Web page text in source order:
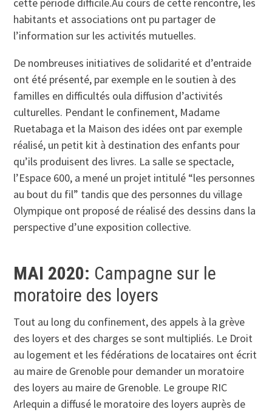
habitants et associations ont pu partager de
l’information sur les activités mutuelles.
De nombreuses initiatives de solidarité et d’entraide
ont été présenté, par exemple en le soutien à des
familles en difficultés oula diffusion d’activités
culturelles. Pendant le confinement, Madame
Ruetabaga et la Maison des idées ont par exemple
réalisé, un petit kit à destination des enfants pour
qu’ils produisent des livres. La salle se spectacle,
l’Espace 600, a mené un projet intitulé “les personnes
au bout du fil” tandis que des personnes du village
Olympique ont proposé de réalisé des dessins dans la
perspective d’une exposition collective.
MAI 2020: Campagne sur le
moratoire des loyers
Tout au long du confinement, des appels à la grève
des loyers et des charges se sont multipliés. Le Droit
au logement et les fédérations de locataires ont écrit
au maire de Grenoble pour demander un moratoire
des loyers au maire de Grenoble. Le groupe RIC
Arlequin a diffusé le moratoire des loyers auprès de